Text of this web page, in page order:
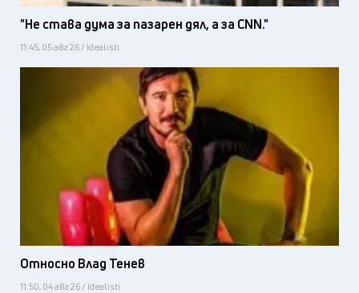
"Не става дума за пазарен дял, а за CNN."
11:45, 05 авг 26 / Idealisti
Относно Влад Тенев
11:50, 04 авг 26 / Idealisti